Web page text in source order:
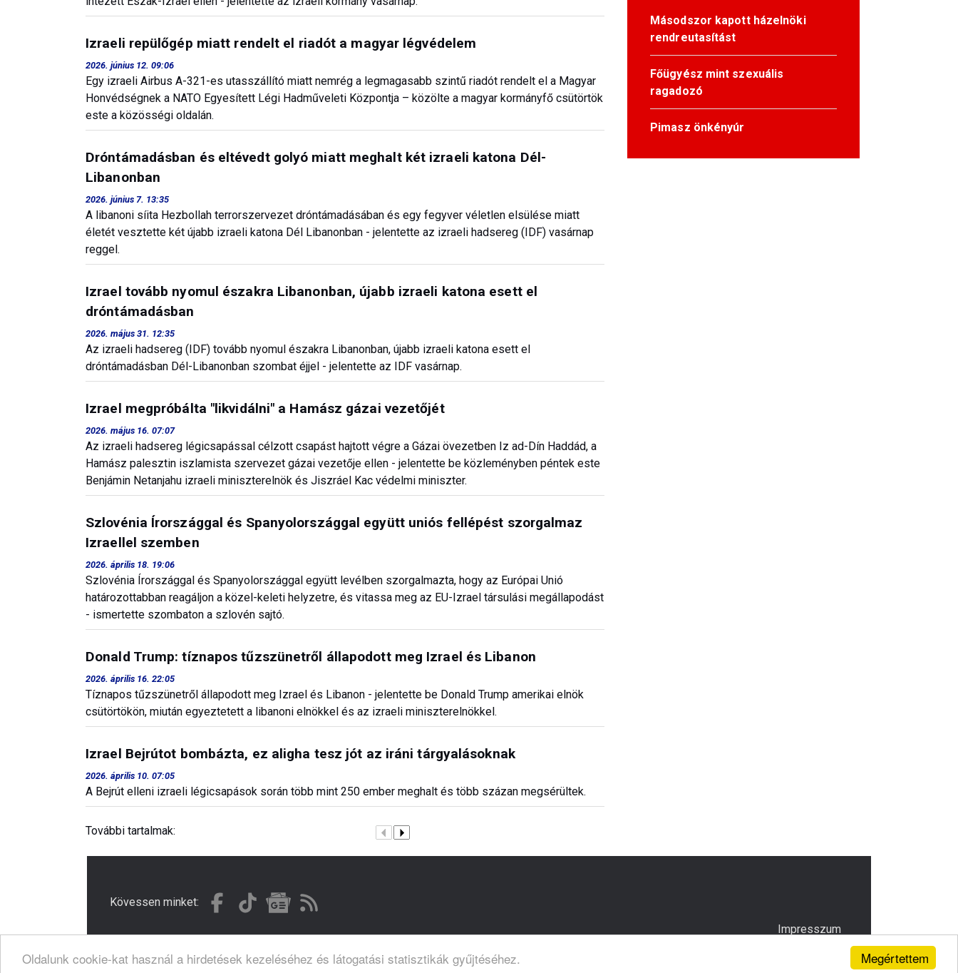
Megértettem
Oldalunk cookie-kat használ a hirdetések kezeléséhez és látogatási statisztikák gyűjtéséhez.
Izraeli repülőgép miatt rendelt el riadót a magyar légvédelem
2026. június 12. 09:06
Egy izraeli Airbus A-321-es utasszállító miatt nemrég a legmagasabb szintű riadót rendelt el a Magyar
Honvédségnek a NATO Egyesített Légi Hadműveleti Központja – közölte a magyar kormányfő csütörtök
este a közösségi oldalán.
Dróntámadásban és eltévedt golyó miatt meghalt két izraeli katona Dél-
Libanonban
2026. június 7. 13:35
A libanoni síita Hezbollah terrorszervezet dróntámadásában és egy fegyver véletlen elsülése miatt
életét vesztette két újabb izraeli katona Dél Libanonban - jelentette az izraeli hadsereg (IDF) vasárnap
reggel.
Izrael tovább nyomul északra Libanonban, újabb izraeli katona esett el
dróntámadásban
2026. május 31. 12:35
Az izraeli hadsereg (IDF) tovább nyomul északra Libanonban, újabb izraeli katona esett el
dróntámadásban Dél-Libanonban szombat éjjel - jelentette az IDF vasárnap.
Izrael megpróbálta "likvidálni" a Hamász gázai vezetőjét
2026. május 16. 07:07
Az izraeli hadsereg légicsapással célzott csapást hajtott végre a Gázai övezetben Iz ad-Dín Haddád, a
Hamász palesztin iszlamista szervezet gázai vezetője ellen - jelentette be közleményben péntek este
Benjámin Netanjahu izraeli miniszterelnök és Jiszráel Kac védelmi miniszter.
Szlovénia Írországgal és Spanyolországgal együtt uniós fellépést szorgalmaz
Izraellel szemben
2026. április 18. 19:06
Szlovénia Írországgal és Spanyolországgal együtt levélben szorgalmazta, hogy az Európai Unió
határozottabban reagáljon a közel-keleti helyzetre, és vitassa meg az EU-Izrael társulási megállapodást
- ismertette szombaton a szlovén sajtó.
Donald Trump: tíznapos tűzszünetről állapodott meg Izrael és Libanon
2026. április 16. 22:05
Tíznapos tűzszünetről állapodott meg Izrael és Libanon - jelentette be Donald Trump amerikai elnök
csütörtökön, miután egyeztetett a libanoni elnökkel és az izraeli miniszterelnökkel.
Izrael Bejrútot bombázta, ez aligha tesz jót az iráni tárgyalásoknak
2026. április 10. 07:05
A Bejrút elleni izraeli légicsapások során több mint 250 ember meghalt és több százan megsérültek.
További tartalmak:
Másodszor kapott házelnöki
rendreutasítást
Főügyész mint szexuális
ragadozó
Pimasz önkényúr
Kövessen minket:
Impresszum
© Gondola 2026 - Minden jog fenntartva